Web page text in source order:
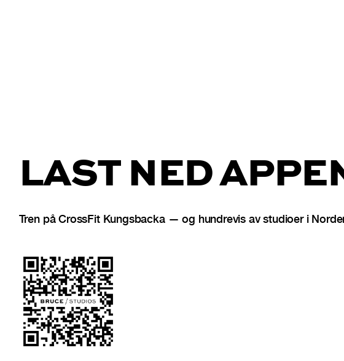
LAST NED
Tren på CrossFit Kungsbacka — og hundrevis av studioer i